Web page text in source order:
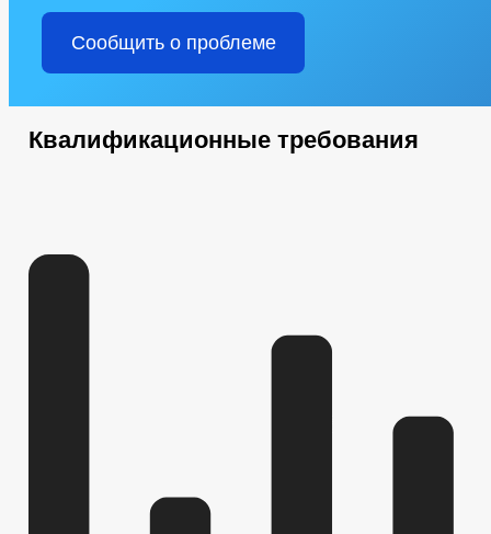
Сообщить о проблеме
Квалификационные требования